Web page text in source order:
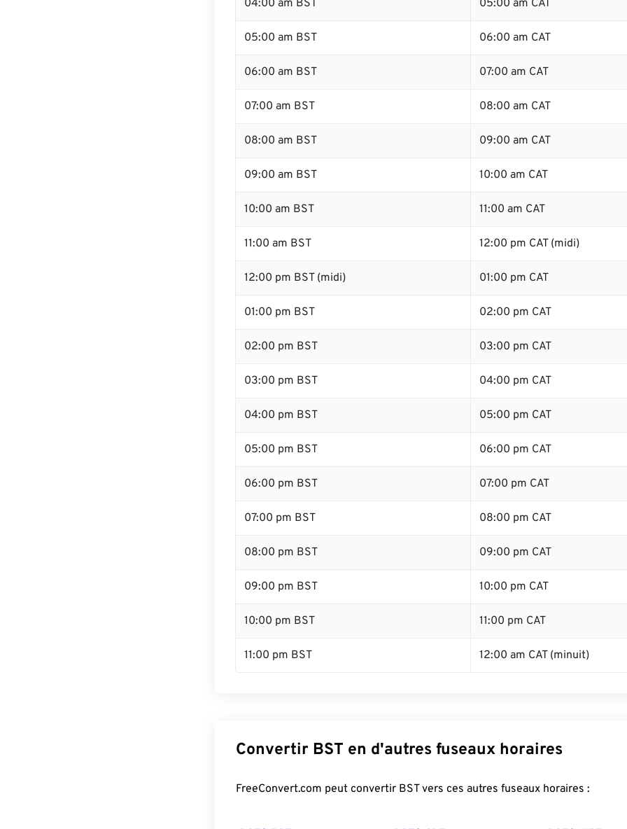
04:00 am BST 05:00 am CAT
05:00 am BST 06:00 am CAT
06:00 am BST 07:00 am CAT
07:00 am BST 08:00 am CAT
08:00 am BST 09:00 am CAT
09:00 am BST 10:00 am CAT
10:00 am BST 11:00 am CAT
11:00 am BST 12:00 pm CAT (midi)
12:00 pm BST (midi) 01:00 pm CAT
01:00 pm BST 02:00 pm CAT
02:00 pm BST 03:00 pm CAT
03:00 pm BST 04:00 pm CAT
04:00 pm BST 05:00 pm CAT
05:00 pm BST 06:00 pm CAT
06:00 pm BST 07:00 pm CAT
07:00 pm BST 08:00 pm CAT
08:00 pm BST 09:00 pm CAT
09:00 pm BST 10:00 pm CAT
10:00 pm BST 11:00 pm CAT
11:00 pm BST 12:00 am CAT (minuit)
Convertir BST en d'autres fuseaux horaires
FreeConvert.com peut convertir BST vers ces autres fuseaux horaires :